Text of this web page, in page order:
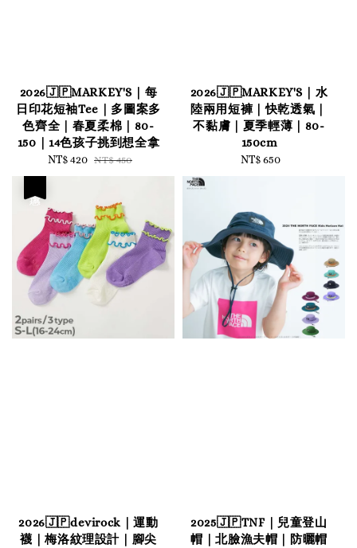
2026🇯🇵MARKEY'S｜每
日印花短袖Tee｜多圖案多
色齊全｜春夏柔棉｜80-
150｜14色孩子挑到想全拿
Sale
price
NT$ 420 Regular
NT$ 450
2026🇯🇵MARKEY'S｜水
陸兩用短褲｜快乾透氣｜
不黏膚｜夏季輕薄｜80-
150cm
Regular
NT$ 650
2026🇯🇵devirock｜運動
襪｜梅洛紋理設計｜腳尖
2025🇯🇵TNF｜兒童登山
帽｜北臉漁夫帽｜防曬帽